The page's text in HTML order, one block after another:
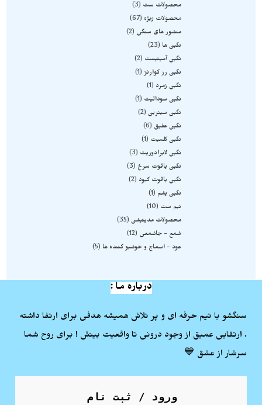
محصولات ست
3
محصولات ویژه
67
منشور های سنگی
2
نگین ها
23
نگین آمیتیست
2
نگین رز کوارتز 1
نگین زمرد
1
نگین سودالیت
1
نگین سیترین 2
نگین عقیق
6
نگین کلسیت
1
نگین لابرادوریت
3
نگین یاقوت سرخ
3
نگین یاقوت کبود
2
نگین یشم
1
نیم ست
10
محصولات مدیتیشن 35
شمع - جاشمعی
12
عود - اسماج و خوشبو کننده ها
5
درباره ما :
سنگشو با تیم حرفه ای و پر تلاش همیشه هدفی برای ارتفا داشته
. ارتقایی عمیق از وجود درونی تا واقعیت بینش ! برای روح شما
سرشار از عشق 💙
ورود / ثبت نام